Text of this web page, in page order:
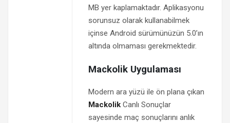
MB yer kaplamaktadır. Aplikasyonu
sorunsuz olarak kullanabilmek
içinse Android sürümünüzün 5.0’ın
altında olmaması gerekmektedir.
Mackolik Uygulaması
Modern ara yüzü ile ön plana çıkan
MackolikCanlı Sonuçlar
sayesinde maç sonuçlarını anlık